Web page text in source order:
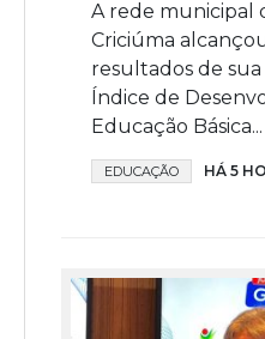
A rede municipal
Criciúma
resultados de
Índice de
Educação Básica...
EDUCAÇÃO HÁ 5